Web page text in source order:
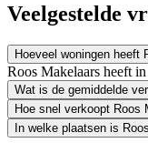
Veelgestelde
Hoeveel woningen heeft
Roos Makelaars heeft
Wat is de gemiddelde
Hoe snel verkoopt Roos
In welke plaatsen is